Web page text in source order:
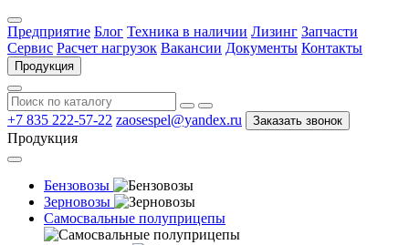
Предприятие Блог Техника в наличии Лизинг Запчасти
Сервис Расчет нагрузок Вакансии Документы Контакты
Продукция
+7 835 222-57-22 zaosespel@yandex.ru Заказать звонок
Продукция
Бензовозы
Зерновозы
Самосвальные полуприцепы